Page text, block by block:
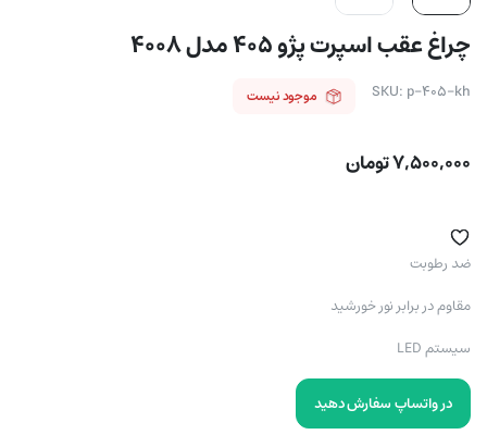
چراغ عقب اسپرت پژو ۴۰۵ مدل ۴۰۰۸
SKU: p-405-kh موجود نیست
۷,۵۰۰,۰۰۰تومان
ضد رطوبت
مقاوم در برابر نور خورشید
سیستم LED
در واتساپ سفارش دهید